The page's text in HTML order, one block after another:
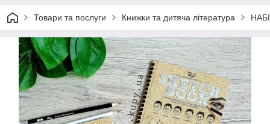
Товари та послуги Книжки та дитяча література